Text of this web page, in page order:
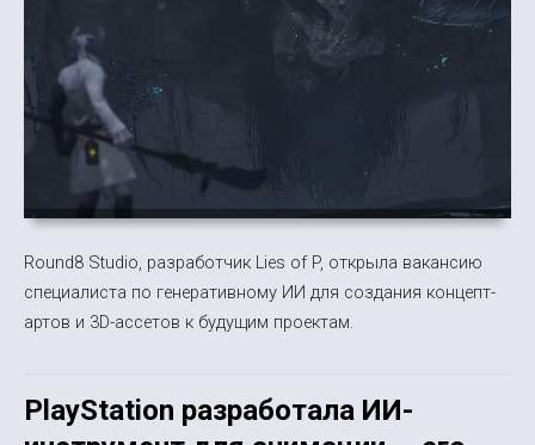
Round8 Studio, разработчик Lies of P, открыла вакансию
специалиста по генеративному ИИ для создания концепт-
артов и 3D-ассетов к будущим проектам.
PlayStation разработала ИИ-